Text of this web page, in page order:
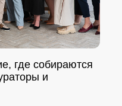
где собираются
и